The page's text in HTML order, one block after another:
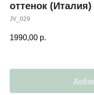
оттенок (Италия)
JV_029
1990,00 р.